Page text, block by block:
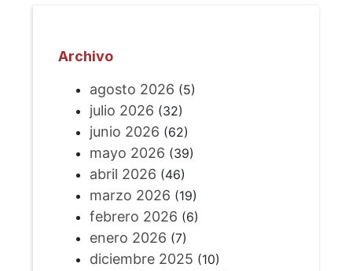
Archivo
agosto 2026 (5)
julio 2026 (32)
junio 2026 (62)
mayo 2026 (39)
abril 2026 (46)
marzo 2026 (19)
febrero 2026 (6)
enero 2026 (7)
diciembre 2025 (10)